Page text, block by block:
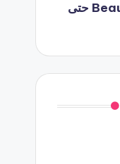
كود خصم بيوتي فاكت Beauty Fact حتى